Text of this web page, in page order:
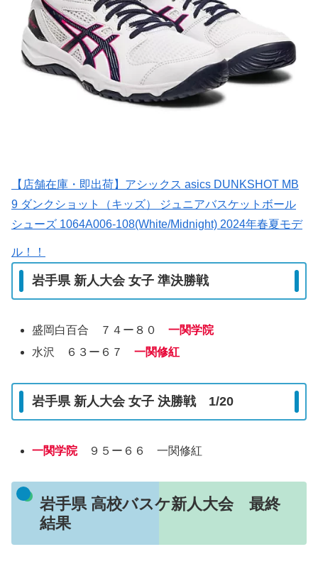
【店舗在庫・即出荷】アシックス asics DUNKSHOT MB
9 ダンクショット（キッズ） ジュニアバスケットボール
シューズ 1064A006-108(White/Midnight) 2024年春夏モデ
ル！！
岩手県 新人大会 女子 準決勝戦
盛岡白百合 ７４ー８０一関学院
水沢 ６３ー６７一関修紅
岩手県 新人大会 女子 決勝戦 1/20
一関学院９５ー６６ 一関修紅
岩手県 高校バスケ新人大会 最終
結果